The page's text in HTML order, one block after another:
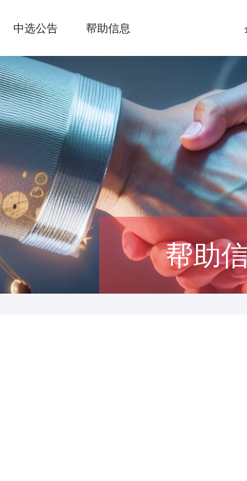
中选公告 帮助信息
帮助